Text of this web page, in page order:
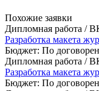
Похожие заявки
Дипломная работа /
Разработка макета
Бюджет: По
Дипломная работа /
Разработка макета
Бюджет: По